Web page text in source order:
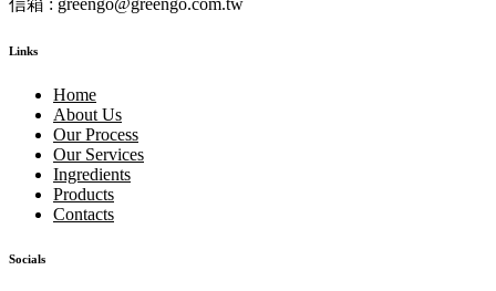
信箱 : greengo@greengo.com.tw
Links
Home
About Us
Our Process
Our Services
Ingredients
Products
Contacts
Socials